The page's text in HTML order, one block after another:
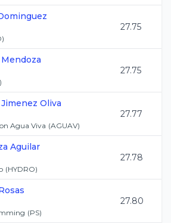
)
27.75
)
27.75
Jimenez Oliva
Agua Viva (AGUAV)
27.77
Aguilar
(HYDRO)
27.78
(PS)
27.80